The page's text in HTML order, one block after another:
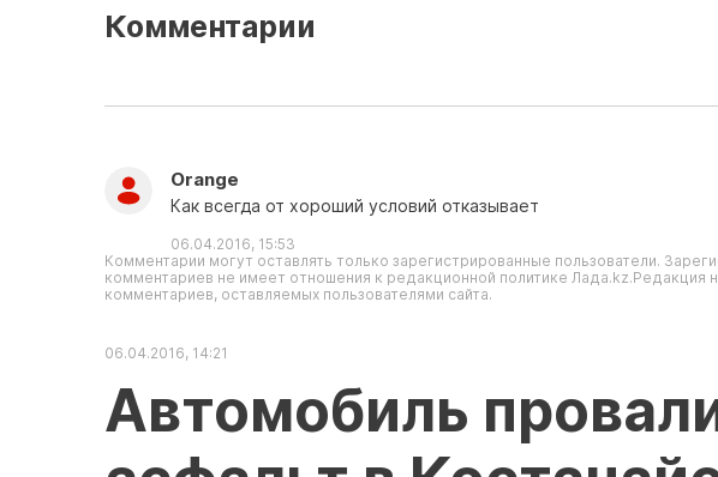
Комментарии
Orange
Как всегда от хороший условий отказывает
06.04.2016, 15:53
Комментарии могут оставлять только зарегистрированные пользователи.
комментариев не имеет отношения к редакционной политике Лада.kz.Редакция
комментариев, оставляемых пользователями сайта.
06.04.2016, 14:21
Автомобиль